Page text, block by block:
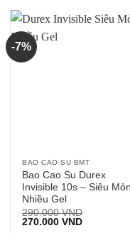
-7%
BAO CAO SU BMT
Bao Cao Su Durex
Invisible 10s – Siêu
Nhiều Gel
290.000VND
Giá
270.000VNDGiá